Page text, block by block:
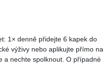
KOŠÍKU